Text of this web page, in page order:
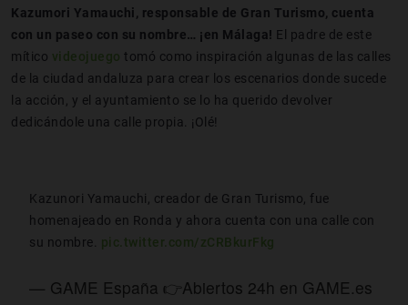
Kazumori Yamauchi, responsable de Gran Turismo, cuenta
con un paseo con su nombre… ¡en Málaga! El padre de este
mítico videojuego tomó como inspiración algunas de las calles
de la ciudad andaluza para crear los escenarios donde sucede
la acción, y el ayuntamiento se lo ha querido devolver
dedicándole una calle propia. ¡Olé!
Kazunori Yamauchi, creador de Gran Turismo, fue
homenajeado en Ronda y ahora cuenta con una calle con
su nombre. pic.twitter.com/zCRBkurFkg
— GAME España 👉Abiertos 24h en GAME.es